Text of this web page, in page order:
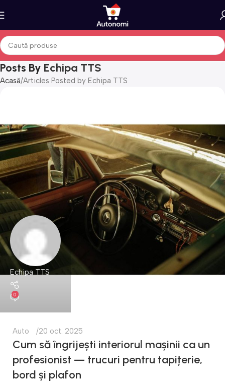
Posts By Echipa TTS
Acasă Articles Posted by Echipa TTS
Echipa TTS
0
Auto 20 oct. 2025
Cum să îngrijești interiorul mașinii ca un
profesionist — trucuri pentru tapițerie,
bord și plafon